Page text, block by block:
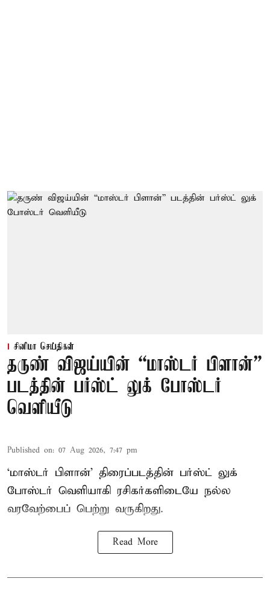
சினிமா செய்திகள்
தருண் விஜய்யின் “மாஸ்டர் பிளான்”
படத்தின் பர்ஸ்ட் லுக் போஸ்டர்
வெளியீடு
Published on: 07 Aug 2026, 7:47 pm
‘மாஸ்டர் பிளான்’ திரைப்படத்தின் பர்ஸ்ட் லுக்
போஸ்டர் வெளியாகி ரசிகர்களிடையே நல்ல
வரவேற்பைப் பெற்று வருகிறது.
Read More